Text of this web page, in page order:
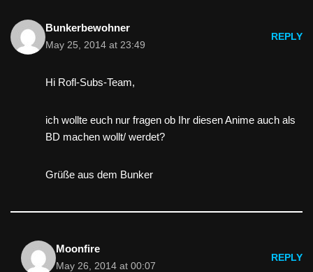
Bunkerbewohner
May 25, 2014 at 23:49
REPLY
Hi Rofl-Subs-Team,
ich wollte euch nur fragen ob Ihr diesen Anime auch als
BD machen wollt/ werdet?
Grüße aus dem Bunker
Moonfire
May 26, 2014 at 00:07
REPLY